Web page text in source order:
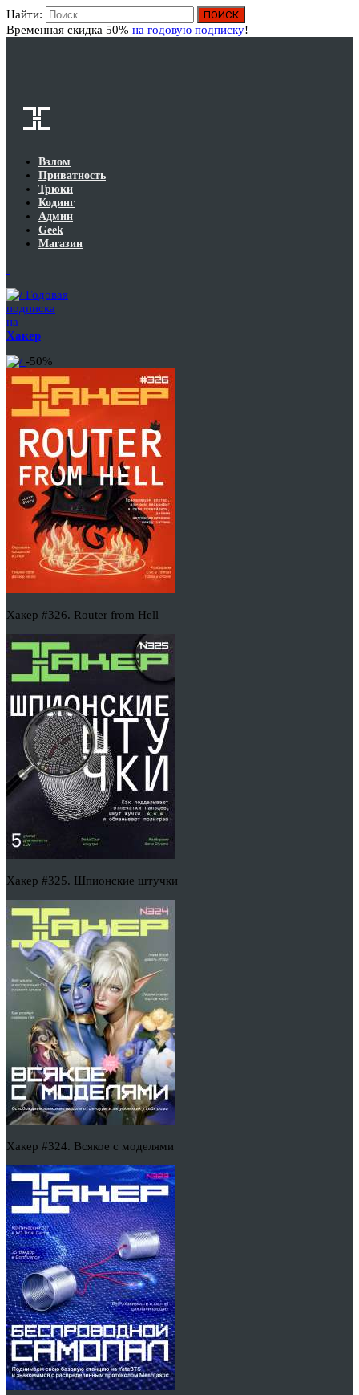
Найти:
Временная скидка 50% на годовую подписку!
Взлом
Приватность
Трюки
Кодинг
Админ
Geek
Магазин
Годовая
подписка
на
Хакер
-50%
Хакер #326. Router from Hell
Хакер #325. Шпионские штучки
Хакер #324. Всякое с моделями